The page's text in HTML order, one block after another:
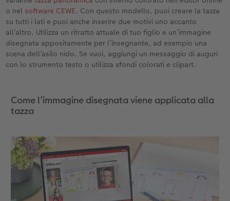
o nel software CEWE. Con questo modello, puoi creare la tazza
su tutti i lati e puoi anche inserire due motivi uno accanto
all’altro. Utilizza un ritratto attuale di tuo figlio e un’immagine
disegnata appositamente per l’insegnante, ad esempio una
scena dell’asilo nido. Se vuoi, aggiungi un messaggio di auguri
con lo strumento testo o utilizza sfondi colorati e clipart.
Come l’immagine disegnata viene applicata alla
tazza